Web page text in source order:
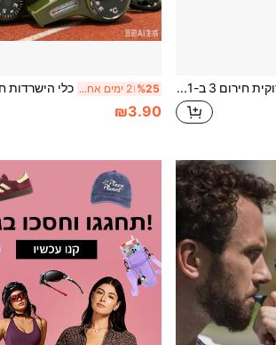
משרוקית חירום 3 ב-1 עם מצפן ומדחום - אידיאלית לאתלטיקה, קמפינג, טיולים רגליים, הרפתקאות חוץ, שימוש כשופטים ומעודדות %25 2 ימים אחרונים
₪3.90